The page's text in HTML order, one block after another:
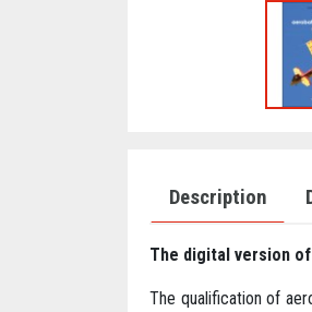
Description
The digital version
The qualification of